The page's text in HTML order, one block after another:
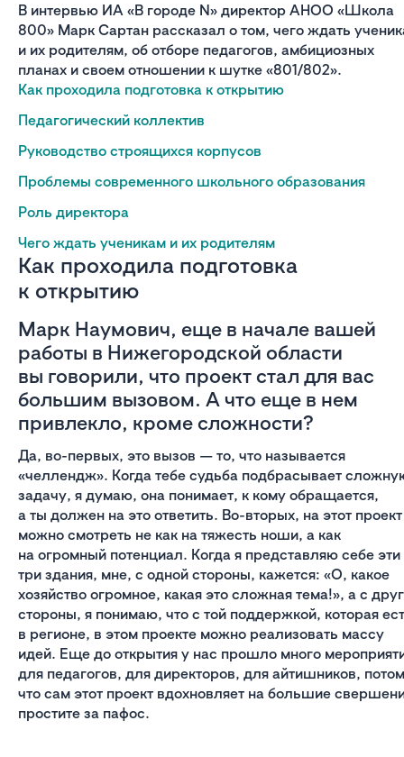
В интервью ИА «В городе N» директор АНОО «Школа
800» Марк Сартан рассказал о том, чего ждать
и их родителям, об отборе педагогов, амбициозных
планах и своем отношении к шутке «801/802».
Как проходила подготовка к открытию
Педагогический коллектив
Руководство строящихся корпусов
Проблемы современного школьного образования
Роль директора
Чего ждать ученикам и их родителям
Как проходила подготовка
к открытию
Марк Наумович, еще в начале вашей
работы в Нижегородской области
вы говорили, что проект стал для вас
большим вызовом. А что еще в нем
привлекло, кроме сложности?
Да, во-первых, это вызов — то, что называется
«челлендж». Когда тебе судьба подбрасывает
задачу, я думаю, она понимает, к кому обращается,
а ты должен на это ответить. Во-вторых, на этот проект
можно смотреть не как на тяжесть ноши, а как
на огромный потенциал. Когда я представляю себе эти
три здания, мне, с одной стороны, кажется: «О, какое
хозяйство огромное, какая это сложная тема!», а с
стороны, я понимаю, что с той поддержкой, которая
в регионе, в этом проекте можно реализовать массу
идей. Еще до открытия у нас прошло много
для педагогов, для директоров, для айтишников,
что сам этот проект вдохновляет на большие
простите за пафос.